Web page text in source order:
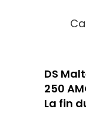
DS
250
La fin